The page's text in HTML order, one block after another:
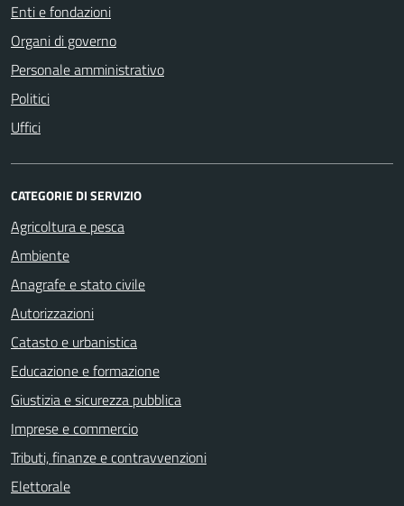
Enti e fondazioni
Organi di governo
Personale amministrativo
Politici
Uffici
CATEGORIE DI SERVIZIO
Agricoltura e pesca
Ambiente
Anagrafe e stato civile
Autorizzazioni
Catasto e urbanistica
Educazione e formazione
Giustizia e sicurezza pubblica
Imprese e commercio
Tributi, finanze e contravvenzioni
Elettorale